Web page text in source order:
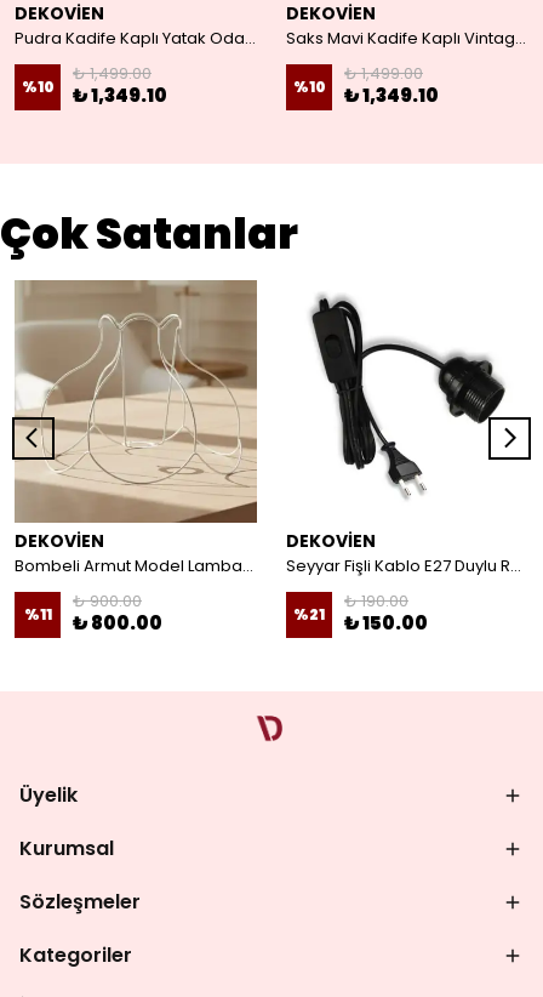
DEKOVİEN
Pudra Kadife Kaplı Yatak Odası Salon Için Vintage Abajur
%10
₺ 1,499.00
₺ 1,349.10
DEKOVİEN
Saks Mavi Kadife Kaplı Vintage Abajur Gold Kaplama Metal Ayak İç Mekan Aydınlatma
%10
₺ 1,499.00
₺ 1,349.10
Çok Satanlar
DEKOVİEN
Bombeli Armut Model Lambader Teli Galvaniz
%11
₺ 900.00
₺ 800.00
DEKOVİEN
Seyyar Fişli Kablo E27 Duylu Rondelalı Anahtarlı Kablo Arapuarlı Abajur Kablo
%21
₺ 190.00
₺ 150.00
Üyelik
Kurumsal
Sözleşmeler
Kategoriler